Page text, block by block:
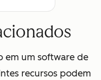
em um software de
recursos podem